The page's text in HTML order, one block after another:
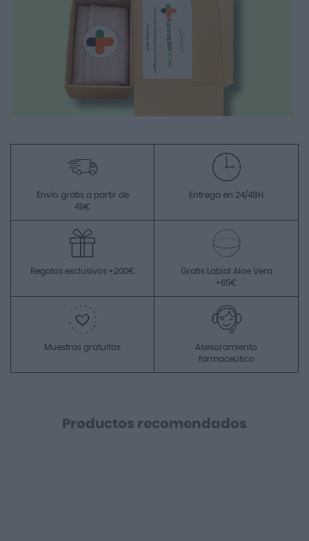
Envío gratis a partir de
49€
Entrega en 24/48H
Regalos exclusivos +200€
Gratis Labial Aloe Vera
+65€
Muestras gratuitas
Asesoramiento
farmaceútico
Productos recomendados